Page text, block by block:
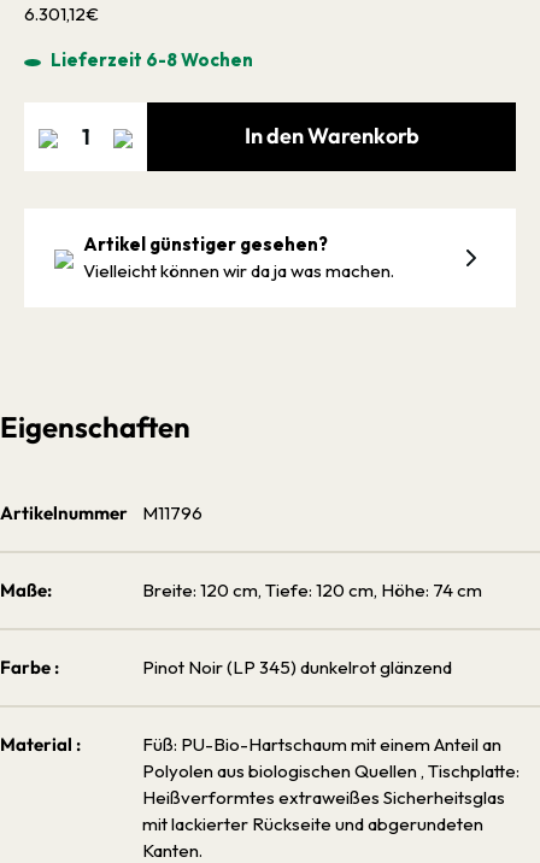
6.301,12€
Lieferzeit 6-8 Wochen
In den Warenkorb
Artikel günstiger gesehen?
Vielleicht können wir da ja was machen.
Eigenschaften
Artikelnummer M11796
Maße: Breite: 120 cm, Tiefe: 120 cm, Höhe: 74 cm
Farbe : Pinot Noir (LP 345) dunkelrot glänzend
Material :
Füß: PU-Bio-Hartschaum mit einem Anteil an
Polyolen aus biologischen Quellen , Tischplatte:
Heißverformtes extraweißes Sicherheitsglas
mit lackierter Rückseite und abgerundeten
Kanten.